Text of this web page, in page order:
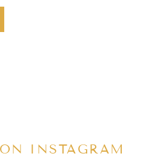
INSTAGRAM